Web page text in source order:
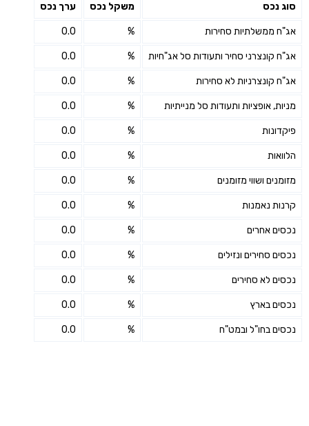
סוג נכס משקל נכס ערך נכס
אג"ח ממשלתיות סחירות %
0.0
אג"ח קונצרני סחיר ותעודות סל אג"חיות %
0.0
אג"ח קונצרניות לא סחירות %
0.0
מניות, אופציות ותעודות סל מנייתיות %
0.0
פיקדונות %
0.0
הלוואות %
0.0
מזומנים ושווי מזומנים %
0.0
קרנות נאמנות %
0.0
נכסים אחרים %
0.0
נכסים סחירים ונזילים %
0.0
נכסים לא סחירים %
0.0
נכסים בארץ %
0.0
נכסים בחו"ל ובמט"ח %
0.0